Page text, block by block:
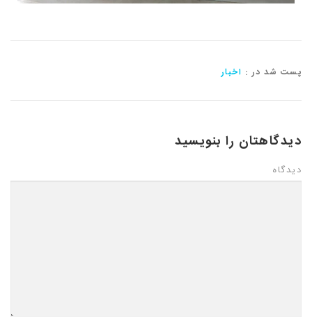
پست شد در : اخبار
دیدگاهتان را بنویسید
دیدگاه